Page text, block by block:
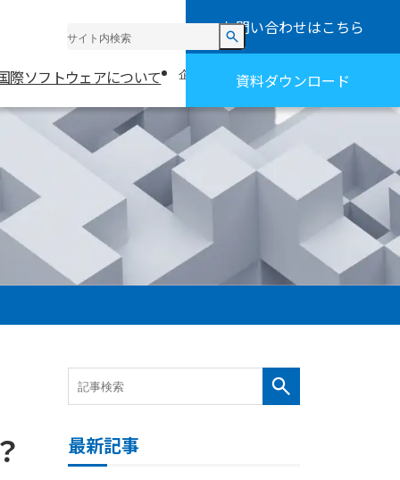
お知らせ 採用情報
受託開発・SES
際ソフトウェアについて 企業情報
健康経営の取り組み
お役立ち情報・事例
お問い合わせはこちら
資料ダウンロード
最新記事